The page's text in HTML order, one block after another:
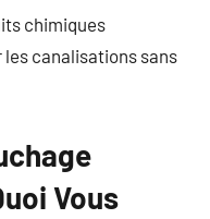
chimiques
canalisations sans
Vous